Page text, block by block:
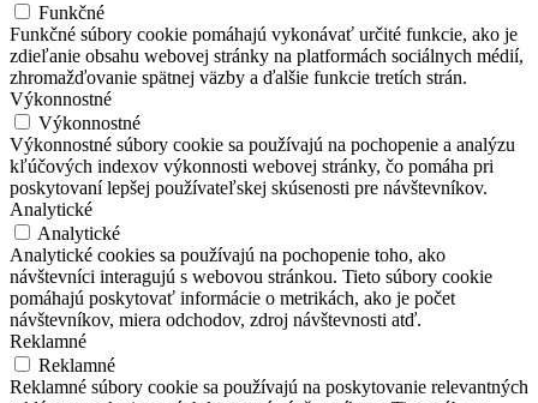
Funkčné
Funkčné súbory cookie pomáhajú vykonávať určité funkcie, ako je
zdieľanie obsahu webovej stránky na platformách sociálnych médií,
zhromažďovanie spätnej väzby a ďalšie funkcie tretích strán.
Výkonnostné
Výkonnostné
Výkonnostné súbory cookie sa používajú na pochopenie a analýzu
kľúčových indexov výkonnosti webovej stránky, čo pomáha pri
poskytovaní lepšej používateľskej skúsenosti pre návštevníkov.
Analytické
Analytické
Analytické cookies sa používajú na pochopenie toho, ako
návštevníci interagujú s webovou stránkou. Tieto súbory cookie
pomáhajú poskytovať informácie o metrikách, ako je počet
návštevníkov, miera odchodov, zdroj návštevnosti atď.
Reklamné
Reklamné
Reklamné súbory cookie sa používajú na poskytovanie relevantných